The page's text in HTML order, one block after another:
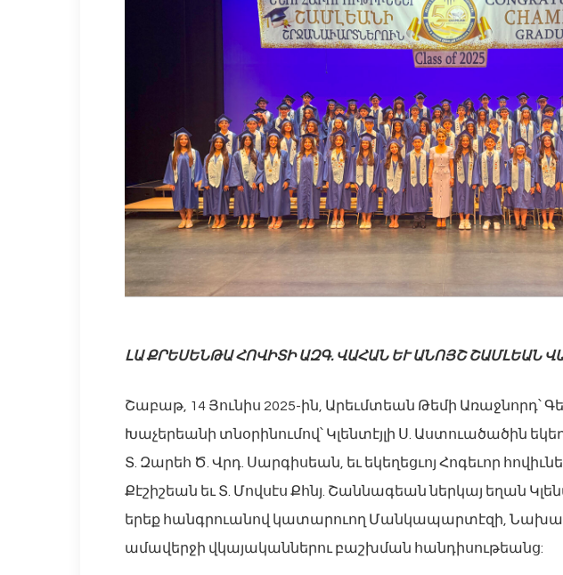
Hit enter to search or ESC to close
ԼԱ ՔՐԵՍԵՆԹԱ ՀՈՎԻՏԻ ԱԶԳ. ՎԱՀԱՆ ԵՒ ԱՆՈՅՇ ՇԱՄԼԵԱՆ
Շաբաթ, 14 Յունիս 2025-ին, Արեւմտեան Թեմի Առաջնորդ՝
Խաչերեանի տնօրինումով՝ Կլենտէյլի Ս. Աստուածածին
Տ. Զարեհ Ծ. Վրդ. Սարգիսեան, եւ եկեղեցւոյ Հոգեւոր
Քէշիշեան եւ Տ. Մովսէս Քհնյ. Շաննագեան ներկայ եղան
երեք հանգրուանով կատարուող Մանկապարտէզի,
ամավերջի վկայականներու բաշխման հանդիսութեանց: